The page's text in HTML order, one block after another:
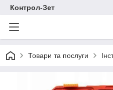
Контрол-Зет
Товари та послуги